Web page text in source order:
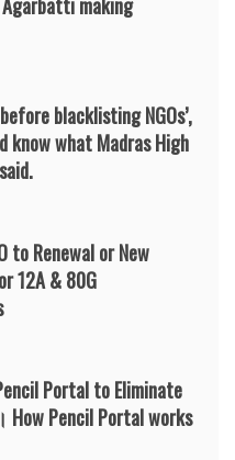
blacklisting NGOs’,
know what Madras High
to Renewal or New
12A & 80G
Portal to Eliminate
How Pencil Portal works